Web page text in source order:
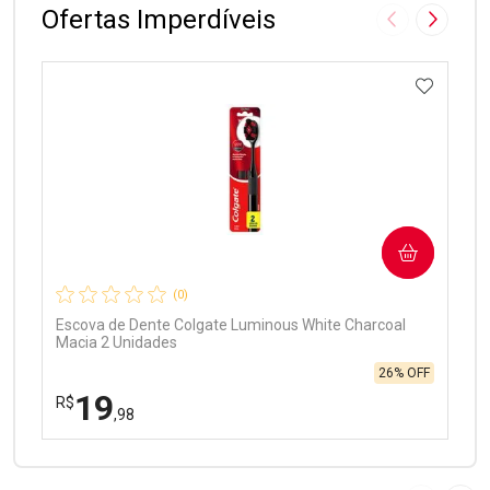
Ofertas Imperdíveis Imagem
(0)
Escova de Dente Colgate Luminous White Charcoal
Macia 2 Unidades
R$19,98
26% OFF
COMPRAR